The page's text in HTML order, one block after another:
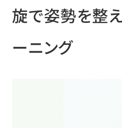
旋で姿勢を整
ーニング